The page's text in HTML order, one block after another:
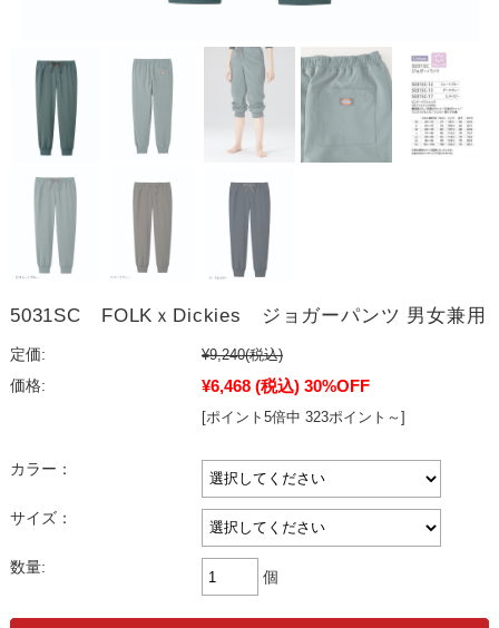
5031SC FOLKｘDickies ジョガーパンツ 男女兼用
定価: ¥9,240(税込)
価格:
¥6,468 (税込) 30%OFF
[ポイント5倍中 323ポイント～]
カラー：
サイズ：
数量:
個